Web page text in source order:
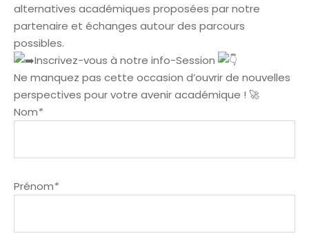
alternatives académiques proposées par notre
partenaire et échanges autour des parcours
possibles.
Inscrivez-vous à notre info-Session
Ne manquez pas cette occasion d’ouvrir de nouvelles
perspectives pour votre avenir académique ! 🚀
Nom*
Prénom*